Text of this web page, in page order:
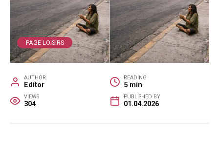
PAGE LOISIRS
AUTHOR
Editor
READING
5 min
VIEWS
304
PUBLISHED BY
01.04.2026